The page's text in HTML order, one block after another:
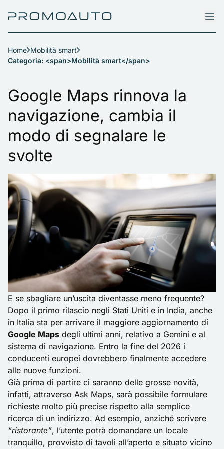
Home Mobilità smart
Categoria: <span>Mobilità smart</span>
Google Maps rinnova la
navigazione, cambia il
modo di segnalare le
svolte
E se sbagliare un’uscita diventasse meno frequente?
Dopo il primo rilascio negli Stati Uniti e in India, anche
in Italia sta per arrivare il maggiore aggiornamento di
Google Maps degli ultimi anni, relativo a Gemini e al
sistema di navigazione. Entro la fine del 2026 i
conducenti europei dovrebbero finalmente accedere
alle nuove funzioni.
Già prima di partire ci saranno delle grosse novità,
infatti, attraverso Ask Maps, sarà possibile formulare
richieste molto più precise rispetto alla semplice
ricerca di un indirizzo. Ad esempio, anziché scrivere
“ristorante”, l’utente potrà domandare un locale
tranquillo, provvisto di tavoli all’aperto e situato vicino